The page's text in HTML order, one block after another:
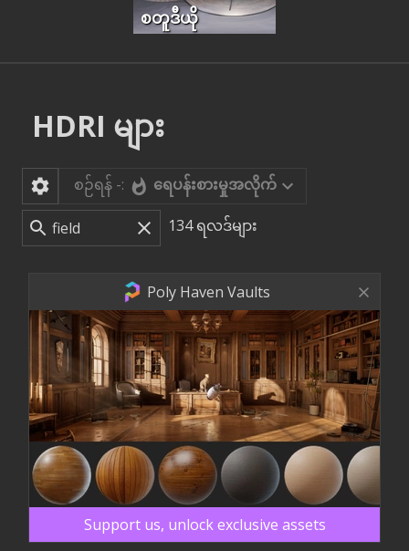
စတူဒီယို
HDRI များ
စဉ်ရန် -: ရေပန်းစားမှုအလိုက်
134 ရလဒ်များ
Poly Haven Vaults
Support us, unlock exclusive assets